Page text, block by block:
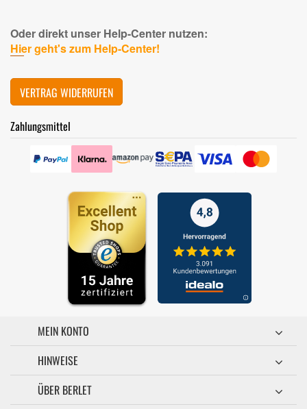
Oder direkt unser Help-Center nutzen:
Hier geht's zum Help-Center!
VERTRAG WIDERRUFEN
Zahlungsmittel
MEIN KONTO
HINWEISE
ÜBER BERLET